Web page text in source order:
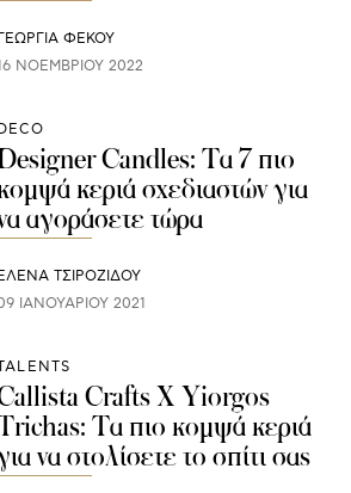
ΦΕΚΟΥ
ΝΟΕΜΒΡΊΟΥ 2022
Candles: Τα 7 πιο
κεριά σχεδιαστών για
αγοράσετε τώρα
ΤΣΙΡΟΖΊΔΟΥ
ΙΑΝΟΥΑΡΊΟΥ 2021
Crafts Χ Yiorgos
Τα πιο κομψά κεριά
να στολίσετε το σπίτι σας